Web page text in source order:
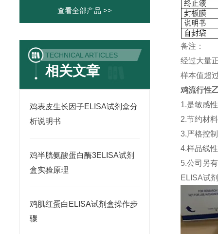
查看全部产品 >>
TECHNICAL ARTICLES
相关文章
鸡表皮生长因子ELISA试剂盒分
析说明书
鸡半胱氨酸蛋白酶3ELISA试剂
盒实验原理
鸡肌红蛋白ELISA试剂盒操作步
骤
备注：
经过大量
样本值超
鸡流行性
1.是敏感
2.节约材
3.严格控
4.样品线
5.公司另
ELISA试